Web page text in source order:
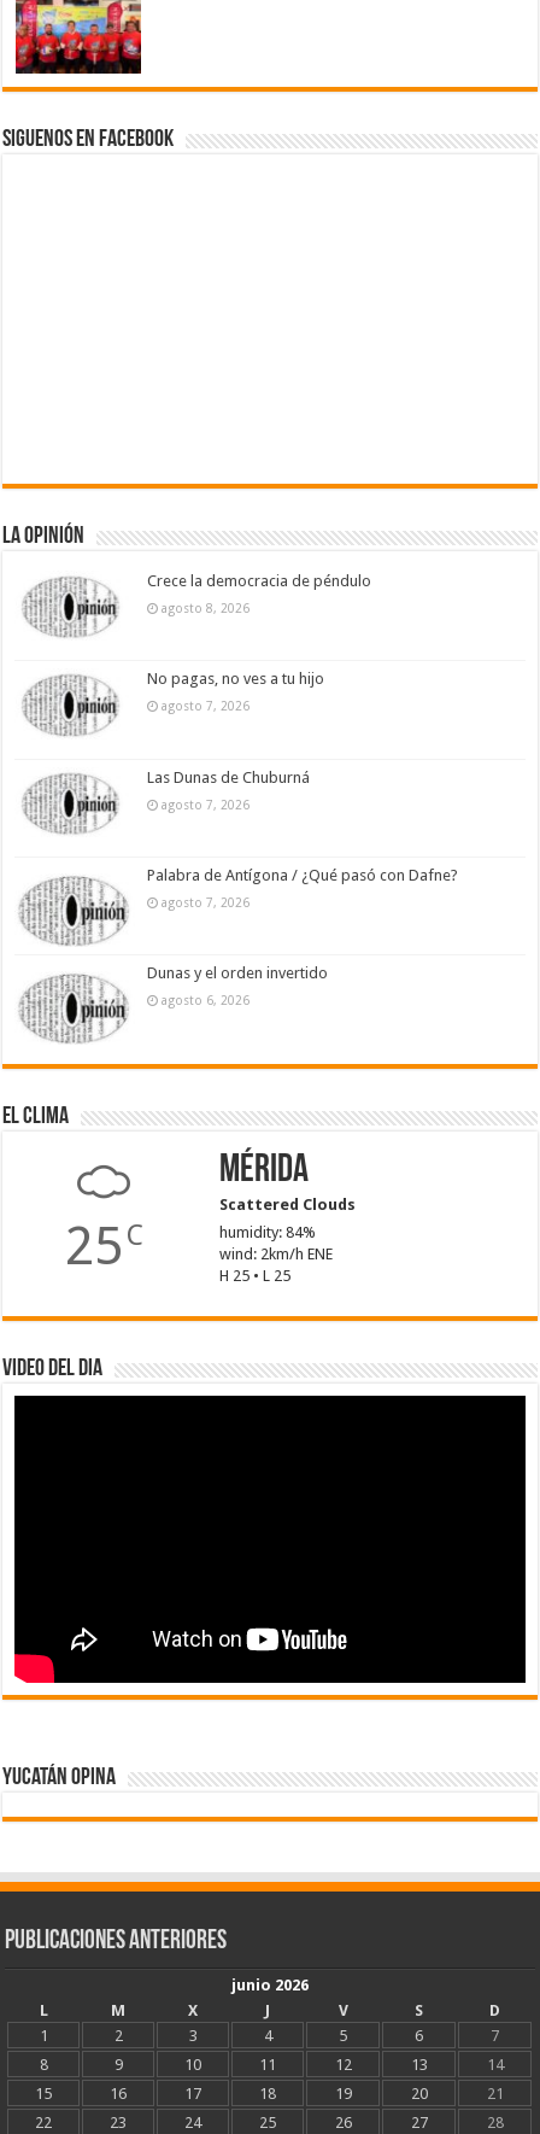
Siguenos en Facebook
La Opinión
Crece la democracia de péndulo
agosto 8, 2026
No pagas, no ves a tu hijo
agosto 7, 2026
Las Dunas de Chuburná
agosto 7, 2026
Palabra de Antígona / ¿Qué pasó con Dafne?
agosto 7, 2026
Dunas y el orden invertido
agosto 6, 2026
El Clima
25 C
Mérida
Scattered Clouds
humidity: 84%
wind: 2km/h ENE
H 25 • L 25
Video del dia
Yucatán Opina
Publicaciones Anteriores
junio 2026
L
M X J V S
D
1
2 3 4 5 6
7
8
9 10 11 12 13
14
15
16 17 18 19 20
21
22
23 24 25 26 27
28